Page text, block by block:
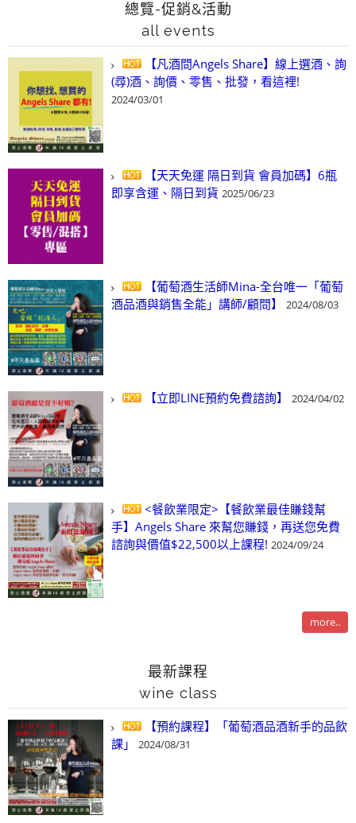
總覽-促銷&活動
all events
【凡酒問Angels Share】線上選酒、詢
(尋)酒、詢價、零售、批發，看這裡!
2024/03/01
【天天免運 隔日到貨 會員加碼】6瓶
即享含運、隔日到貨 2025/06/23
【葡萄酒生活師Mina-全台唯一「葡萄
酒品酒與銷售全能」講師/顧問】
2024/08/03
【立即LINE預約免費諮詢】 2024/04/02
<餐飲業限定>【餐飲業最佳賺錢幫
手】Angels Share 來幫您賺錢，再送您免費
諮詢與價值$22,500以上課程! 2024/09/24
more..
最新課程
wine class
【預約課程】「葡萄酒品酒新手的品飲
課」
2024/08/31